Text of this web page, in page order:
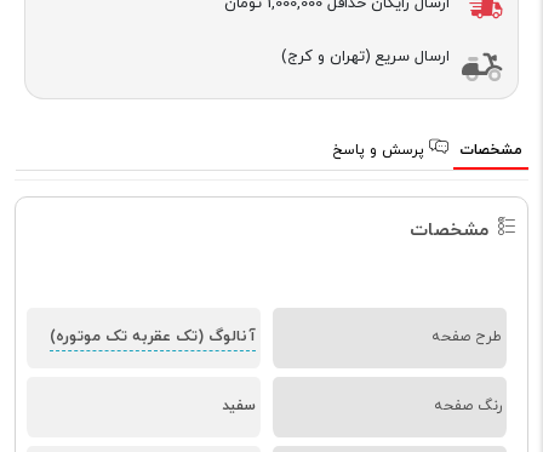
ارسال سریع (تهران و کرج)
مشخصات پرسش و پاسخ
مشخصات
طرح صفحه آنالوگ (تک عقربه تک موتوره)
رنگ صفحه سفید